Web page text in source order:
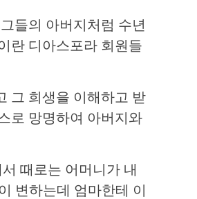
들의 아버지처럼 수년
란 디아스포라 회원들
그 희생을 이해하고 받
로 망명하여 아버지와
때로는 어머니가 내
변하는데 엄마한테 이